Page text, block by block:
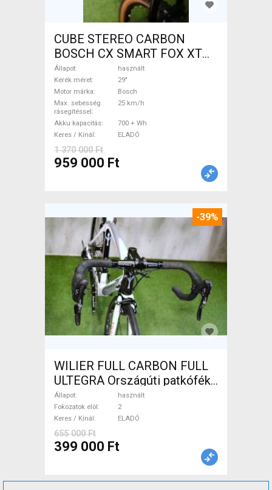
CUBE STEREO CARBON
BOSCH CX SMART FOX XT
Elektromos Mountain Bike
29" össztelós / fully Bosch
használt ELADÓ
Állapot
használt
Kerék méret
29"
Motor márka
Bosch
Max. sebesség
rásegítéssel
25 km/h
Akku kapacitás
700 + Wh
Keres / Kínál
ELADÓ
1 370 000 Ft
959 000 Ft
-39%
WILIER FULL CARBON FULL
ULTEGRA Országúti patkófék
használt ELADÓ
Állapot
használt
Fokozatok elöl
2
Keres / Kínál
ELADÓ
655 000 Ft
399 000 Ft